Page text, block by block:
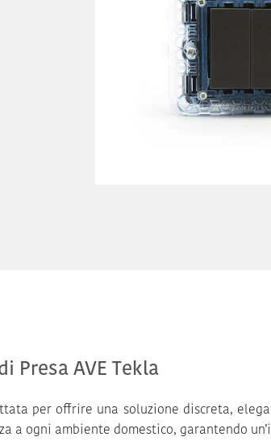
Presa AVE Tekla
per offrire una soluzione discreta,
a ogni ambiente domestico, garantendo